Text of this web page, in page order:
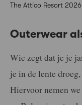
The Attico Resort 2026
Outerwear
Wie zegt dat je je
je in de lente
Hiervoor nemen